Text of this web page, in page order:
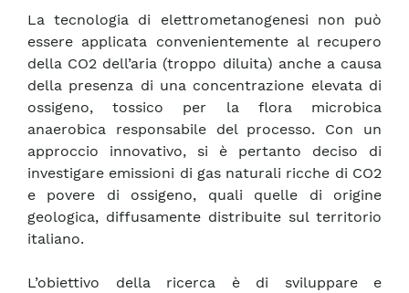
La tecnologia di elettrometanogenesi non può
essere applicata convenientemente al recupero
della CO2 dell’aria (troppo diluita) anche a causa
della presenza di una concentrazione elevata di
ossigeno, tossico per la flora microbica
anaerobica responsabile del processo. Con un
approccio innovativo, si è pertanto deciso di
investigare emissioni di gas naturali ricche di CO2
e povere di ossigeno, quali quelle di origine
geologica, diffusamente distribuite sul territorio
italiano.
L’obiettivo della ricerca è di sviluppare e